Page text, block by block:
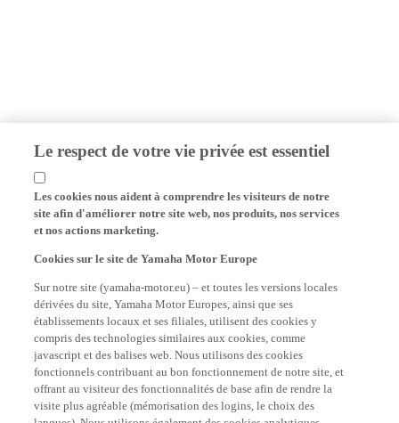
Le respect de votre vie privée est essentiel
Les cookies nous aident à comprendre les visiteurs de notre
site afin d'améliorer notre site web, nos produits, nos services
et nos actions marketing.
dérivées du site, Yamaha Motor Europes, ainsi que ses
établissements locaux et ses filiales, utilisent des cookies y
compris des technologies similaires aux cookies, comme
javascript et des balises web. Nous utilisons des cookies
fonctionnels contribuant au bon fonctionnement de notre site, et
offrant au visiteur des fonctionnalités de base afin de rendre la
visite plus agréable (mémorisation des logins, le choix des
langues). Nous utilisons également des cookies analytiques